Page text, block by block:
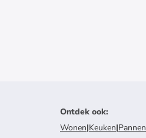
Ontdek ook:
Wonen|Keuken|Pannen